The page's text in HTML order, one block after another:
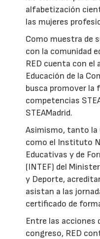
alfabetización
las mujeres
Como muestra de
con la comunidad
RED cuenta con el
Educación de la
busca promover la
competencias
STEAMadrid.
Asimismo, tanto la
como el Instituto
Educativas y de
(INTEF) del
y Deporte,
asistan a las
certificado de
Entre las acciones
congreso, RED